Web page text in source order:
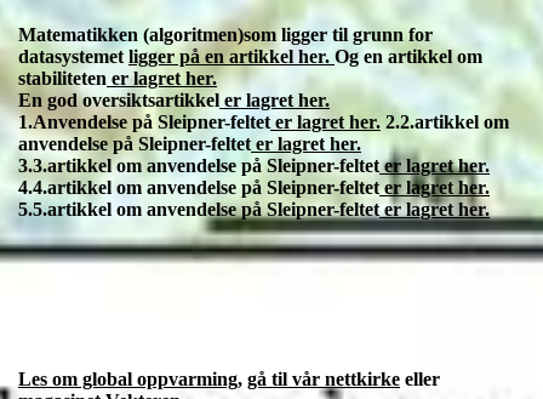
Matematikken (algoritmen)som ligger til grunn for
datasystemet ligger på en artikkel her. Og en artikkel om
stabiliteten er lagret her.
En god oversiktsartikkel er lagret her.
1.Anvendelse på Sleipner-feltet er lagret her. 2.2.artikkel om
anvendelse på Sleipner-feltet er lagret her.
3.3.artikkel om anvendelse på Sleipner-felteter lagret her.
4.4.artikkel om anvendelse på Sleipner-felteter lagret her.
5.5.artikkel om anvendelse på Sleipner-feltet er lagret her.
Les om global oppvarming, gå til vår nettkirke eller